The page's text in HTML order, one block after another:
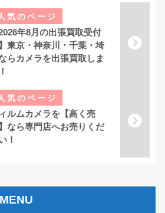
2026年8月の出張買取受付
東京・神奈川・千葉・埼
らカメラを出張買取しま
ルムカメラを【高く売
なら専門店へお売りくだ
！